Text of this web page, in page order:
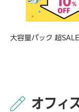
大容量パック 超SALE
オフィ